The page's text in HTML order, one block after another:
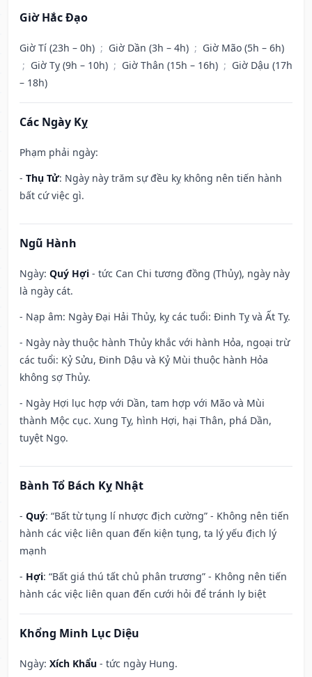
Giờ Hắc Đạo
Giờ Tí (23h – 0h) ; Giờ Dần (3h – 4h) ; Giờ Mão (5h – 6h)
; Giờ Tỵ (9h – 10h) ; Giờ Thân (15h – 16h) ; Giờ Dậu (17h
– 18h)
Các Ngày Kỵ
Phạm phải ngày:
- Thụ Tử: Ngày này trăm sự đều kỵ không nên tiến hành
bất cứ việc gì.
Ngũ Hành
Ngày: Quý Hợi - tức Can Chi tương đồng (Thủy), ngày này
là ngày cát.
- Nạp âm: Ngày Đại Hải Thủy, kỵ các tuổi: Đinh Tỵ và Ất Tỵ.
- Ngày này thuộc hành Thủy khắc với hành Hỏa, ngoại trừ
các tuổi: Kỷ Sửu, Đinh Dậu và Kỷ Mùi thuộc hành Hỏa
không sợ Thủy.
- Ngày Hợi lục hợp với Dần, tam hợp với Mão và Mùi
thành Mộc cục. Xung Tỵ, hình Hợi, hại Thân, phá Dần,
tuyệt Ngọ.
Bành Tổ Bách Kỵ Nhật
- Quý: “Bất từ tụng lí nhược địch cường” - Không nên tiến
hành các việc liên quan đến kiện tụng, ta lý yếu địch lý
mạnh
- Hợi: “Bất giá thú tất chủ phân trương” - Không nên tiến
hành các việc liên quan đến cưới hỏi để tránh ly biệt
Khổng Minh Lục Diệu
Ngày: Xích Khẩu - tức ngày Hung.